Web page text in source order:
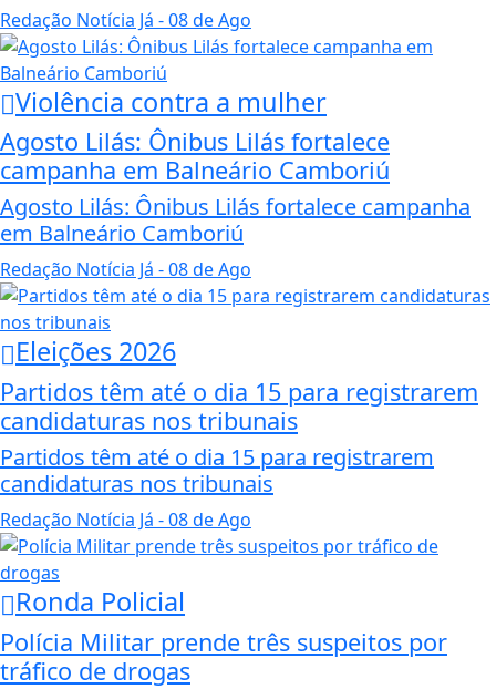
Redação Notícia Já - 08 de Ago
Violência contra a mulher
Agosto Lilás: Ônibus Lilás fortalece
campanha em Balneário Camboriú
Agosto Lilás: Ônibus Lilás fortalece campanha
em Balneário Camboriú
Redação Notícia Já - 08 de Ago
Eleições 2026
Partidos têm até o dia 15 para registrarem
candidaturas nos tribunais
Partidos têm até o dia 15 para registrarem
candidaturas nos tribunais
Redação Notícia Já - 08 de Ago
Ronda Policial
Polícia Militar prende três suspeitos por
tráfico de drogas